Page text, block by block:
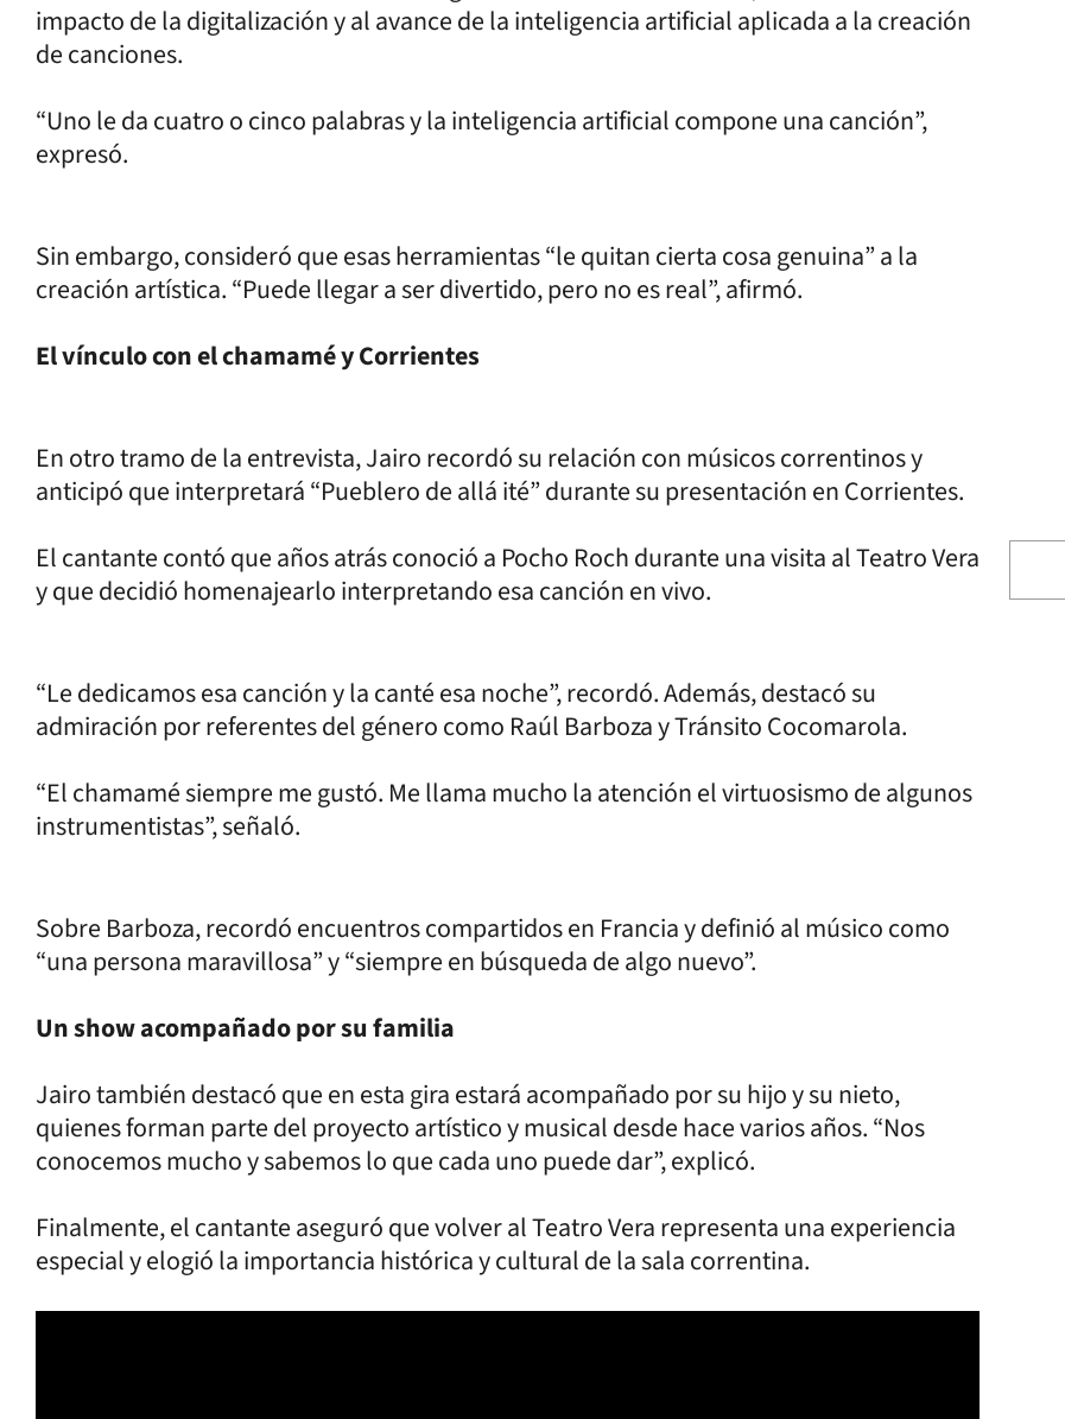
impacto de la digitalización y al avance de la inteligencia artificial aplicada a la creación
de canciones.
“Uno le da cuatro o cinco palabras y la inteligencia artificial compone una canción”,
expresó.
Sin embargo, consideró que esas herramientas “le quitan cierta cosa genuina” a la
creación artística. “Puede llegar a ser divertido, pero no es real”, afirmó.
El vínculo con el chamamé y Corrientes
En otro tramo de la entrevista, Jairo recordó su relación con músicos correntinos y
anticipó que interpretará “Pueblero de allá ité” durante su presentación en Corrientes.
El cantante contó que años atrás conoció a Pocho Roch durante una visita al Teatro Vera
y que decidió homenajearlo interpretando esa canción en vivo.
“Le dedicamos esa canción y la canté esa noche”, recordó. Además, destacó su
admiración por referentes del género como Raúl Barboza y Tránsito Cocomarola.
“El chamamé siempre me gustó. Me llama mucho la atención el virtuosismo de algunos
instrumentistas”, señaló.
Sobre Barboza, recordó encuentros compartidos en Francia y definió al músico como
“una persona maravillosa” y “siempre en búsqueda de algo nuevo”.
Un show acompañado por su familia
Jairo también destacó que en esta gira estará acompañado por su hijo y su nieto,
quienes forman parte del proyecto artístico y musical desde hace varios años. “Nos
conocemos mucho y sabemos lo que cada uno puede dar”, explicó.
Finalmente, el cantante aseguró que volver al Teatro Vera representa una experiencia
especial y elogió la importancia histórica y cultural de la sala correntina.